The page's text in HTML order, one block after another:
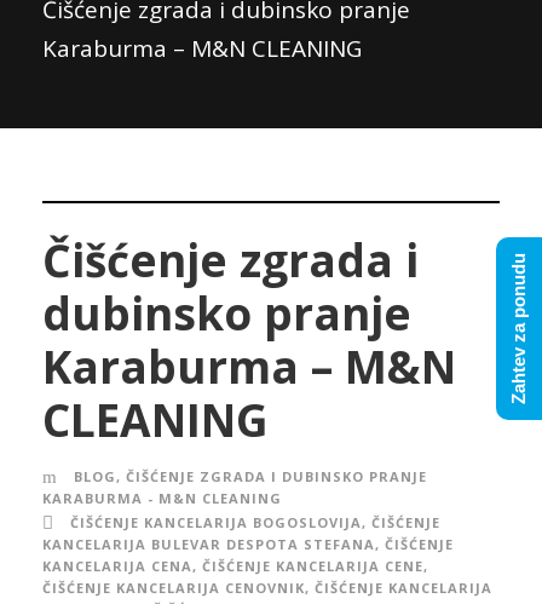
Čišćenje zgrada i dubinsko pranje
Karaburma – M&N CLEANING
Čišćenje zgrada i
dubinsko pranje
Karaburma – M&N
CLEANING
BLOG , ČIŠĆENJE ZGRADA I DUBINSKO PRANJE
KARABURMA - M&N CLEANING
ČIŠĆENJE KANCELARIJA BOGOSLOVIJA , ČIŠĆENJE
KANCELARIJA BULEVAR DESPOTA STEFANA , ČIŠĆENJE
KANCELARIJA CENA , ČIŠĆENJE KANCELARIJA CENE,
ČIŠĆENJE KANCELARIJA CENOVNIK, ČIŠĆENJE KANCELARIJA
Zahtev za ponudu